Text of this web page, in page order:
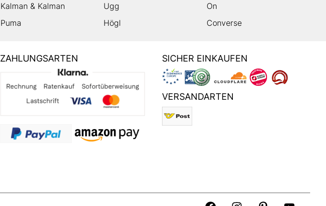
Kalman & Kalman
Ugg
On
Puma
Högl Converse
ZAHLUNGSARTEN SICHER EINKAUFEN
VERSANDARTEN